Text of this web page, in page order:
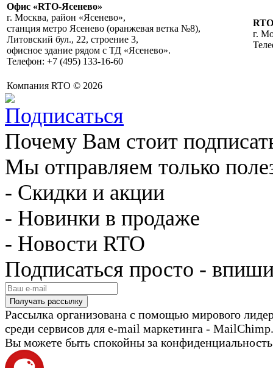
Офис «RTO-Ясенево»
г. Москва, район «Ясенево»,
станция метро Ясенево (оранжевая ветка №8),
Литовский бул., 22, строение 3,
офисное здание рядом с ТД «Ясенево».
Телефон: +7 (495) 133-16-60
г.
Компания RTO © 2026
Почему Вам стоит
Мы отправляем только
- Скидки и акции
- Новинки в продаже
- Новости RTO
Подписаться просто -
Рассылка организована с помощью мирового
среди сервисов для e-mail маркетинга - MailChimp.
Вы можете быть спокойны за